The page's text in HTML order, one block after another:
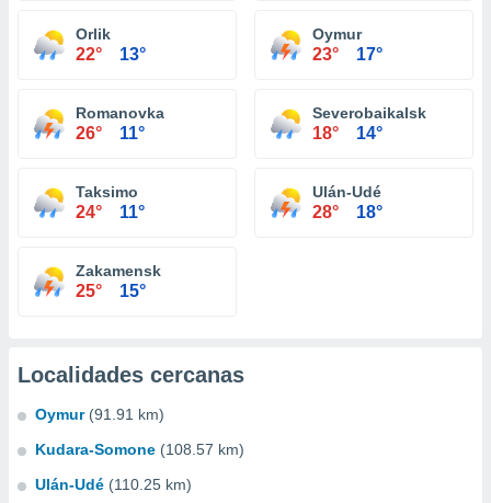
Orlik
22° 13°
Oymur
23° 17°
Romanovka
26° 11°
Severobaikalsk
18° 14°
Taksimo
24° 11°
Ulán-Udé
28° 18°
Zakamensk
25° 15°
Localidades cercanas
Oymur (91.91 km)
Kudara-Somone (108.57 km)
Ulán-Udé (110.25 km)